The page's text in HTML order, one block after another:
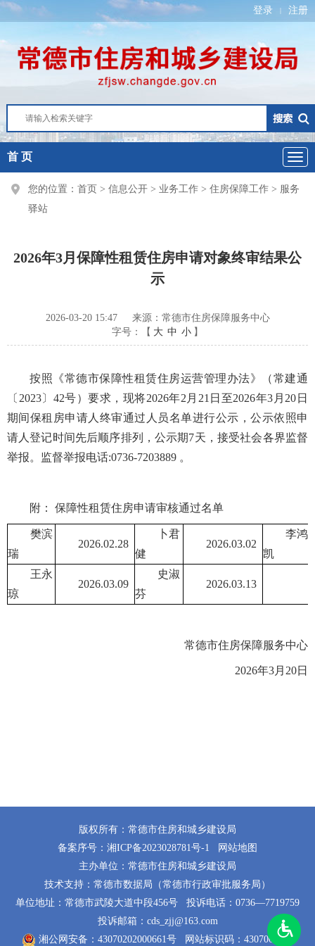
登录 | 注册
首 页
您的位置： 首页 > 信息公开 > 业务工作 > 住房保障工作 > 服务
驿站
2026年3月保障性租赁住房申请对象终审结果公
示
2026-03-20 15:47
来源：常德市住房保障服务中心
字号：【 大 中 小 】
按照《常德市保障性租赁住房运营管理办法》（常建通
〔2023〕42号）要求，现将2026年2月21日至2026年3月20日
期间保租房申请人终审通过人员名单进行公示，公示依照申
请人登记时间先后顺序排列，公示期7天，接受社会各界监督
举报。监督举报电话:0736-7203889 。
附： 保障性租赁住房申请审核通过名单
樊滨
瑞
2026.02.28
卜君
健
2026.03.02
李鸿
凯
王永
琼
2026.03.09
史淑
芬
2026.03.13
常德市住房保障服务中心
2026年3月20日
版权所有：常德市住房和城乡建设局
备案序号： 湘ICP备2023028781号-1
网站地图
主办单位：常德市住房和城乡建设局
技术支持：常德市数据局（常德市行政审批服务局）
单位地址：常德市武陵大道中段456号
投诉电话：0736—7719759
投诉邮箱：cds_zjj@163.com
湘公网安备：43070202000661号
网站标识码：4307000014